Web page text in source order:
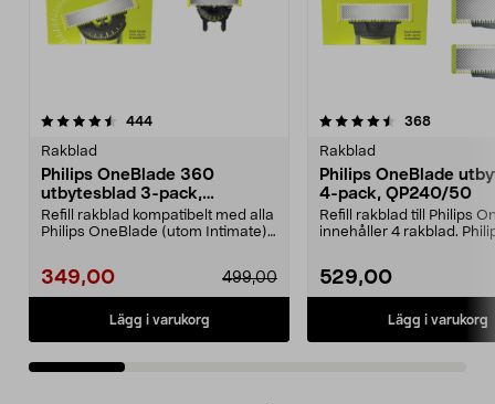
444recensioner
Rakblad
Philips OneBlade 360
utbytesblad 3-pack,
QP430/50
Refill rakblad kompatibelt med alla
Philips OneBlade (utom Intimate).
349,00 499,00
Lägg i varukorg
4.5 av 5 stjärnor 368
Rakblad
Philips OneBlade
4-pack, QP240/50
Refill rakblad till Philips
innehåller 4 rakblad.
529,00
Lägg i varukorg
3.5 av 5 stjärnor